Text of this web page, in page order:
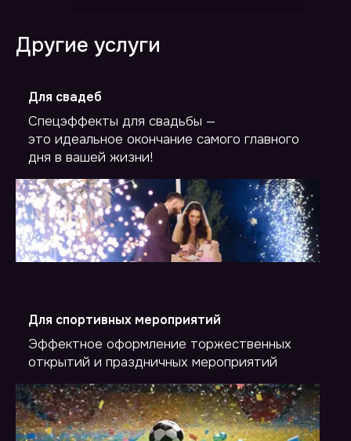
Другие услуги
Для свадеб
Спецэффекты для свадьбы —
это идеальное окончание самого главного
дня в вашей жизни!
Для спортивных мероприятий
Эффектное оформление торжественных
открытий и праздничных мероприятий